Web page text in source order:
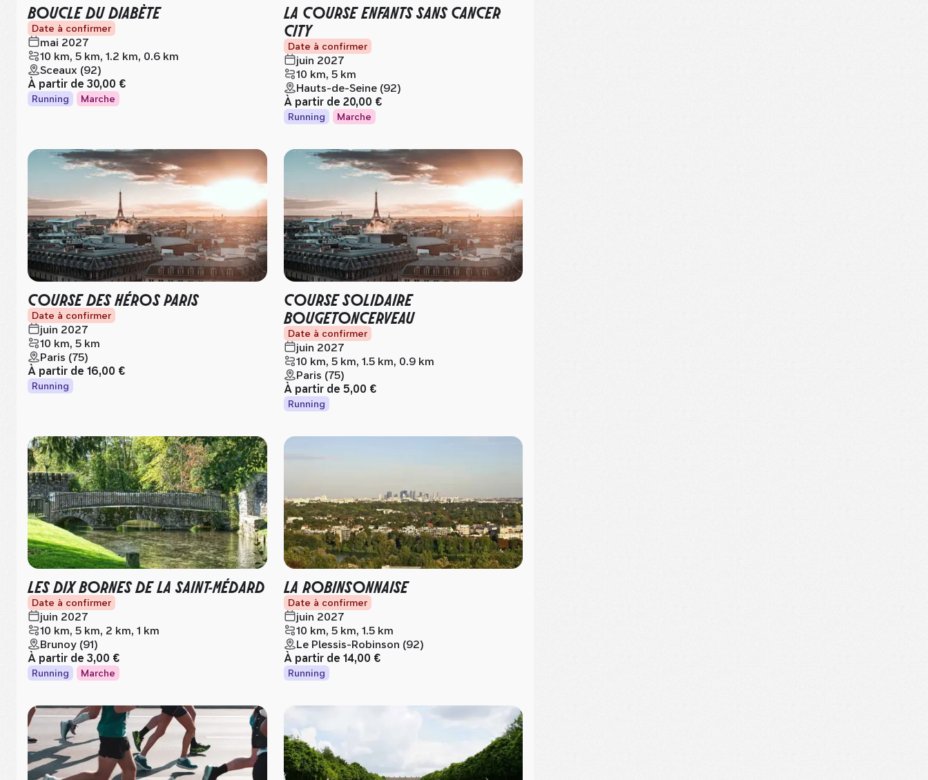
BOUCLE DU DIABÈTE
Date à confirmer
mai 2027
10 km, 5 km, 1.2 km, 0.6 km
Sceaux (92)
À partir de 30,00 €
Running Marche
LA COURSE ENFANTS SANS CANCER
CITY
Date à confirmer
juin 2027
10 km, 5 km
Hauts-de-Seine (92)
À partir de 20,00 €
Running Marche
COURSE DES HÉROS PARIS
Date à confirmer
juin 2027
10 km, 5 km
Paris (75)
À partir de 16,00 €
Running
COURSE SOLIDAIRE
BOUGETONCERVEAU
Date à confirmer
juin 2027
10 km, 5 km, 1.5 km, 0.9 km
Paris (75)
À partir de 5,00 €
Running
LES DIX BORNES DE LA SAINT-MÉDARD
Date à confirmer
juin 2027
10 km, 5 km, 2 km, 1 km
Brunoy (91)
À partir de 3,00 €
Running Marche
LA ROBINSONNAISE
Date à confirmer
juin 2027
10 km, 5 km, 1.5 km
Le Plessis-Robinson (92)
À partir de 14,00 €
Running